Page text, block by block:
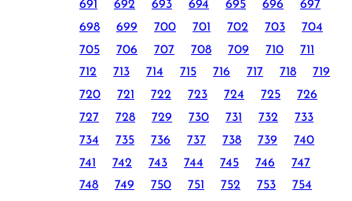
691
692 693 694 695 696
697
698
699 700 701 702 703
704
705
706 707 708 709 710
711
712
713 714 715 716 717 718
719
720
721 722 723 724 725
726
727
728 729 730 731 732
733
734
735 736 737 738 739
740
741
742 743 744 745 746
747
748
749 750 751 752 753
754